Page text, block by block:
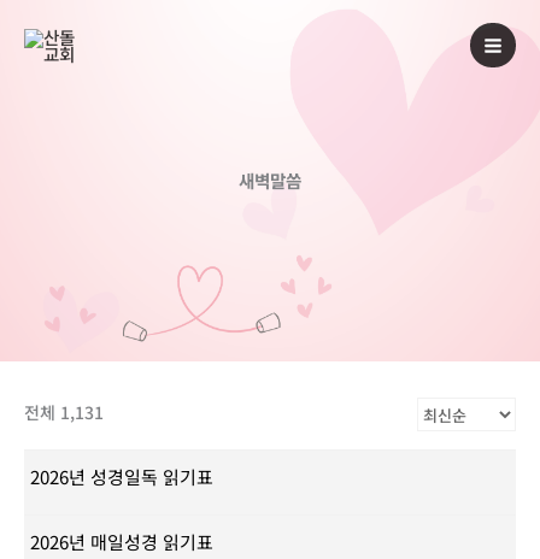
새벽말씀
전체 1,131
2026년 성경일독 읽기표
2026년 매일성경 읽기표